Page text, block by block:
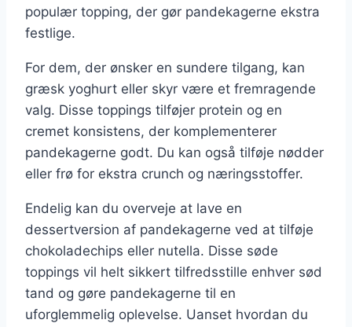
populær topping, der gør pandekagerne ekstra
festlige.
For dem, der ønsker en sundere tilgang, kan
græsk yoghurt eller skyr være et fremragende
valg. Disse toppings tilføjer protein og en
cremet konsistens, der komplementerer
pandekagerne godt. Du kan også tilføje nødder
eller frø for ekstra crunch og næringsstoffer.
Endelig kan du overveje at lave en
dessertversion af pandekagerne ved at tilføje
chokoladechips eller nutella. Disse søde
toppings vil helt sikkert tilfredsstille enhver sød
tand og gøre pandekagerne til en
uforglemmelig oplevelse. Uanset hvordan du